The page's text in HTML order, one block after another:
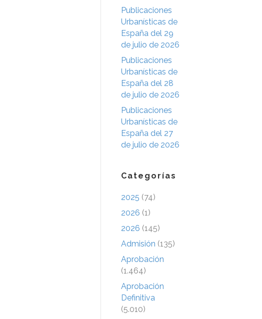
Publicaciones
Urbanísticas de
España del 29
de julio de 2026
Publicaciones
Urbanísticas de
España del 28
de julio de 2026
Publicaciones
Urbanísticas de
España del 27
de julio de 2026
Categorías
2025 (74)
2026 (1)
2026 (145)
Admisión (135)
Aprobación
(1.464)
Aprobación
Definitiva
(5.010)